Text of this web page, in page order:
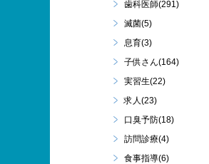
歯科医師(291)
滅菌(5)
息育(3)
子供さん(164)
実習生(22)
求人(23)
口臭予防(18)
訪問診療(4)
食事指導(6)